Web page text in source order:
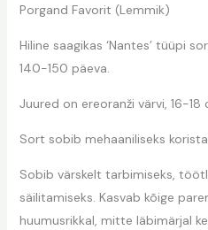
Porgand Favorit (Lemmik)
Hiline saagikas ‘Nantes’ tüüpi
140-150 päeva.
Juured on ereoranži värvi, 16-18
Sort sobib mehaaniliseks
Sobib värskelt tarbimiseks,
säilitamiseks. Kasvab kõige
huumusrikkal, mitte läbimärjal